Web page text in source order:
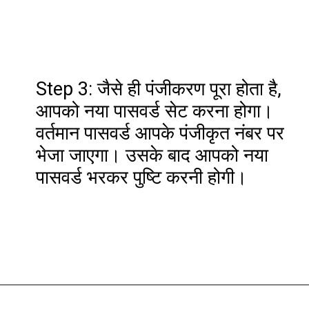
Step 3: जैसे ही पंजीकरण पूरा होता है,
आपको नया पासवर्ड सेट करना होगा।
वर्तमान पासवर्ड आपके पंजीकृत नंबर पर
भेजा जाएगा। उसके बाद आपको नया
पासवर्ड भरकर पुष्टि करनी होगी।